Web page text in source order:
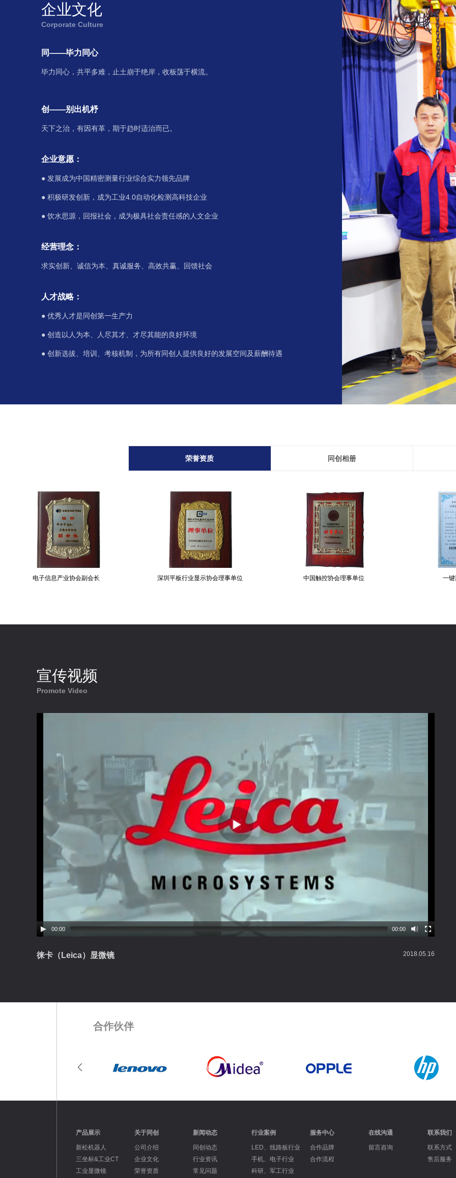
企业文化
Corporate Culture
同——毕力同心
毕力同心，共平多难，止土崩于绝岸，收板荡于横流。
创——别出机杼
天下之治，有因有革，期于趋时适治而已。
企业意愿：
● 发展成为中国精密测量行业综合实力领先品牌
● 积极研发创新，成为工业4.0自动化检测高科技企业
● 饮水思源，回报社会，成为极具社会责任感的人文企业
经营理念：
求实创新、诚信为本、真诚服务、高效共赢、回馈社会
人才战略：
● 优秀人才是同创第一生产力
● 创造以人为本、人尽其才、才尽其能的良好环境
● 创新选拔、培训、考核机制，为所有同创人提供良好的发展空间及薪酬待遇
荣誉资质 同创相册
深圳平板行业显示协会理事单位 中国触控协会理事单位 一键测量软件专利
宣传视频
Promote Video
00:00 00:00
徕卡（Leica）显微镜 2018.05.16
合作伙伴
产品展示
新松机器人
三坐标&工业CT
工业显微镜
关于同创
公司介绍
企业文化
荣誉资质
新闻动态
同创动态
行业资讯
常见问题
行业案例
LED、线路板行业
手机、电子行业
科研、军工行业
服务中心
合作品牌
合作流程
在线沟通
留言咨询
联系我们
联系方式
售后服务